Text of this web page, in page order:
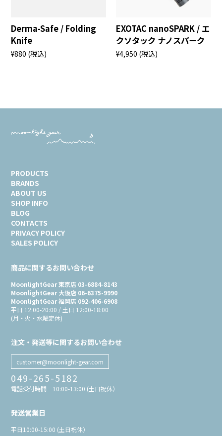
Derma-Safe / Folding
Knife
¥880 (税込)
EXOTAC nanoSPARK / エ
クソタック ナノスパーク
¥4,950 (税込)
PRODUCTS
BRANDS
ABOUT US
SHOP INFO
BLOG
CONTACTS
PRIVACY POLICY
SALES POLICY
商品に関するお問い合わせ
MoonlightGear 東京店 03-6884-8143
MoonlightGear 大阪店 06-6375-9990
MoonlightGear 福岡店 092-406-6908
平日 12:00-20:00 / 土日 12:00-18:00
(月・火・水曜定休)
注文・発送等に関するお問い合わせ
customer@moonlight-gear.com
049-265-5182
電話受付時間 10:00-13:00 (土日祝休）
発送営業日
平日10:00-15:00 (土日祝休）